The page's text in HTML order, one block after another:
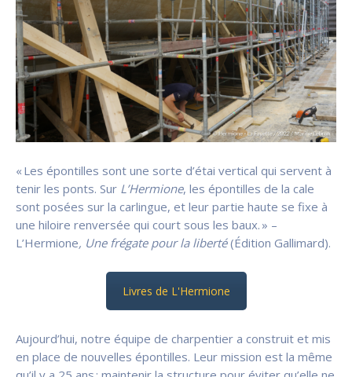
« Les épontilles sont une sorte d’étai vertical qui servent à
tenir les ponts. Sur L’Hermione, les épontilles de la cale
sont posées sur la carlingue, et leur partie haute se fixe à
une hiloire renversée qui court sous les baux. » –
L’Hermione, Une frégate pour la liberté(Édition Gallimard).
Livres de L'Hermione
Aujourd’hui, notre équipe de charpentier a construit et mis
en place de nouvelles épontilles. Leur mission est la même